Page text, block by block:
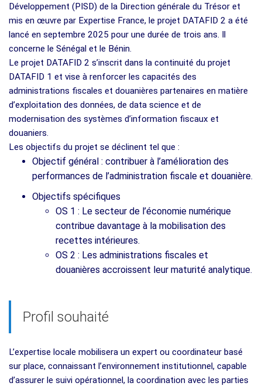
Développement (PISD) de la Direction générale du Trésor et
mis en œuvre par Expertise France, le projet DATAFID 2 a été
lancé en septembre 2025 pour une durée de trois ans. Il
concerne le Sénégal et le Bénin.
Le projet DATAFID 2 s’inscrit dans la continuité du projet
DATAFID 1 et vise à renforcer les capacités des
administrations fiscales et douanières partenaires en matière
d’exploitation des données, de data science et de
modernisation des systèmes d’information fiscaux et
douaniers.
Les objectifs du projet se déclinent tel que :
Objectif général : contribuer à l’amélioration des
performances de l’administration fiscale et douanière.
Objectifs spécifiques
OS 1 : Le secteur de l’économie numérique
contribue davantage à la mobilisation des
recettes intérieures.
OS 2 : Les administrations fiscales et
douanières accroissent leur maturité analytique.
Profil souhaité
L’expertise locale mobilisera un expert ou coordinateur basé
sur place, connaissant l’environnement institutionnel, capable
d’assurer le suivi opérationnel, la coordination avec les parties